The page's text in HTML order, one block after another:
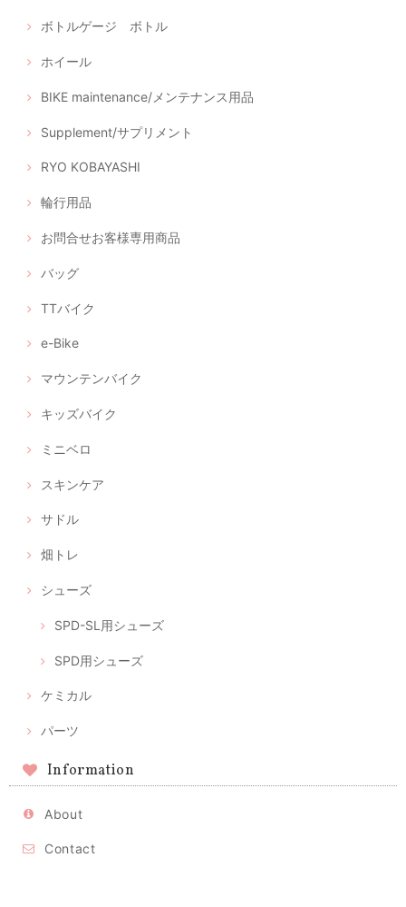
ボトルゲージ ボトル
ホイール
BIKE maintenance/メンテナンス用品
Supplement/サプリメント
RYO KOBAYASHI
輪行用品
お問合せお客様専用商品
バッグ
TTバイク
e-Bike
マウンテンバイク
キッズバイク
ミニベロ
スキンケア
サドル
畑トレ
シューズ
SPD-SL用シューズ
SPD用シューズ
ケミカル
パーツ
Information
About
Contact